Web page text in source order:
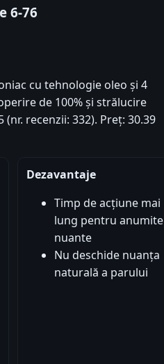
6-76
cu tehnologie oleo și 4
de 100% și strălucire
recenzii: 332). Preț: 30.39
Dezavantaje
Timp de acțiune mai
lung pentru anumite
nuante
Nu deschide nuanța
naturală a parului